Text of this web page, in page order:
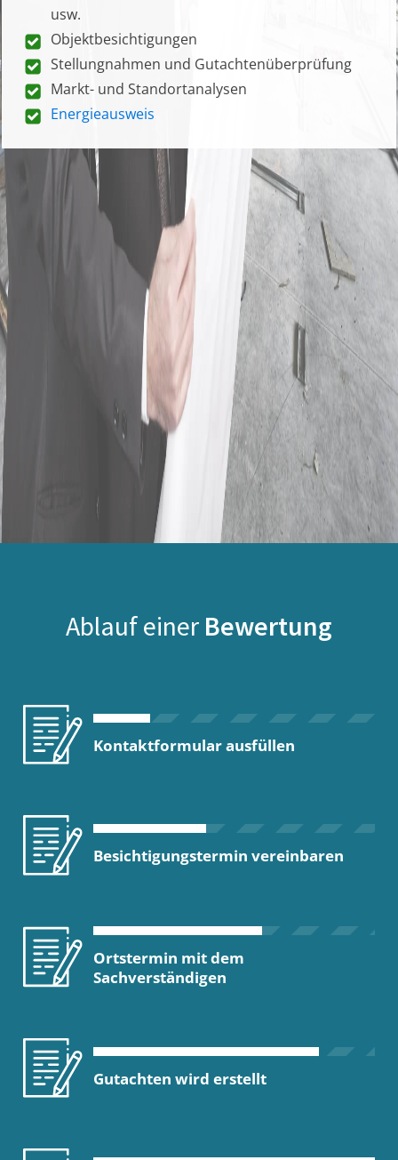
usw.
Objektbesichtigungen
Stellungnahmen und Gutachtenüberprüfung
Markt- und Standortanalysen
Energieausweis
Ablauf einer Bewertung
Kontaktformular ausfüllen
Besichtigungstermin vereinbaren
Ortstermin mit dem
Sachverständigen
Gutachten wird erstellt